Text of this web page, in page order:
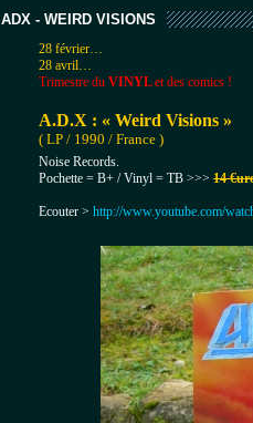
ADX - WEIRD VISIONS
28 février…
28 avril…
Trimestre du VINYLet des comics !
A.D.X : « Weird Visions »
( LP / 1990 / France )
Noise Records.
Pochette = B+ / Vinyl = TB >>> 14
Ecouter > http://www.youtube.com/